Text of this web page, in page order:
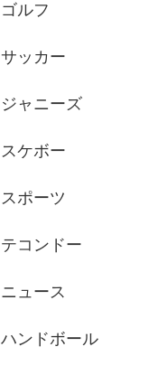
ゴルフ
サッカー
ジャニーズ
スケボー
スポーツ
テコンドー
ニュース
ハンドボール